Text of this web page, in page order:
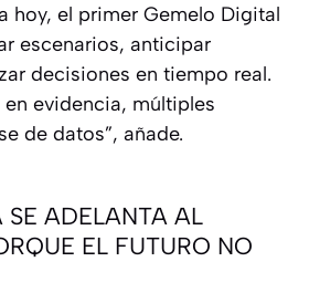
hoy, el primer Gemelo Digital
escenarios, anticipar
decisiones en tiempo real.
evidencia, múltiples
de datos”, añade.
SE ADELANTA AL
EL FUTURO NO